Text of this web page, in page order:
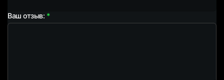
Ваш отзыв: